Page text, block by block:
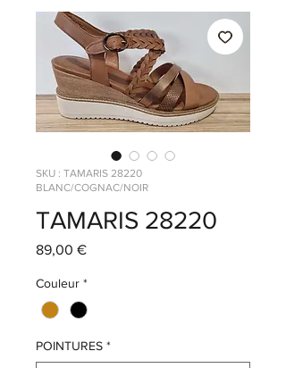
SKU : TAMARIS 28220
BLANC/COGNAC/NOIR
TAMARIS 28220
89,00 €Prix
Couleur *
POINTURES *